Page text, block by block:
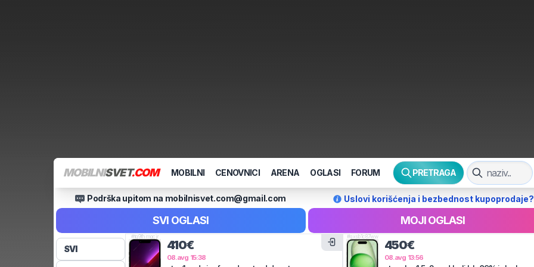
MOBILNISVET.COM MOBILNI CENOVNICI ARENA OGLASI FORUM PRETRAGA
Podrška upitom na mobilnisvet.com@gmail.com Uslovi korišćenja i bezbednost kupoprodaje?
SVI OGLASI MOJI OGLASI
SVI
#tq9fhmgcjr
410€
08.avg 15:38
#qxsb1c87ww
450€
08.avg 13:56